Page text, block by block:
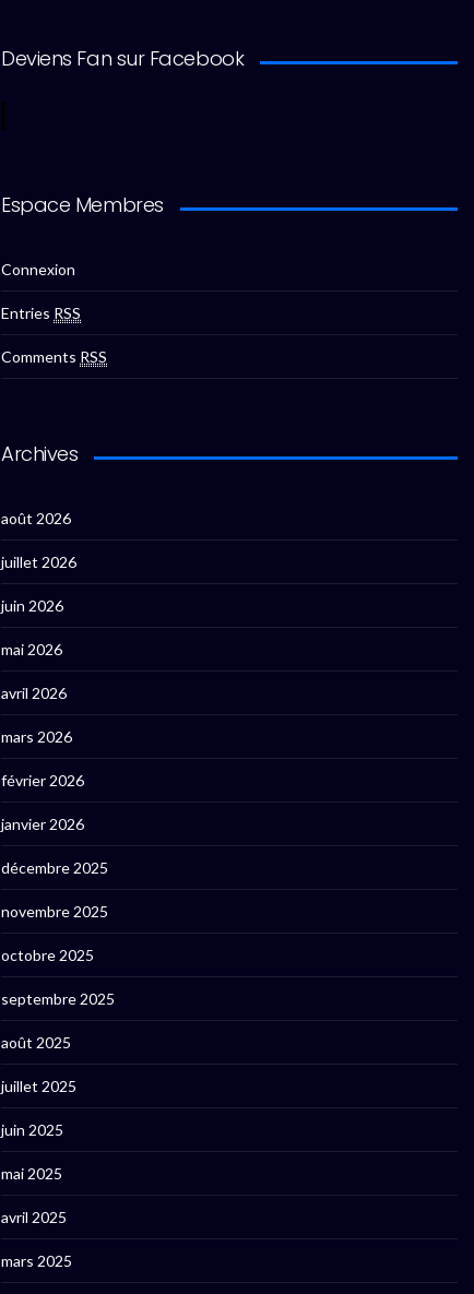
Deviens Fan sur Facebook
Espace Membres
Connexion
Entries RSS
Comments RSS
Archives
août 2026
juillet 2026
juin 2026
mai 2026
avril 2026
mars 2026
février 2026
janvier 2026
décembre 2025
novembre 2025
octobre 2025
septembre 2025
août 2025
juillet 2025
juin 2025
mai 2025
avril 2025
mars 2025